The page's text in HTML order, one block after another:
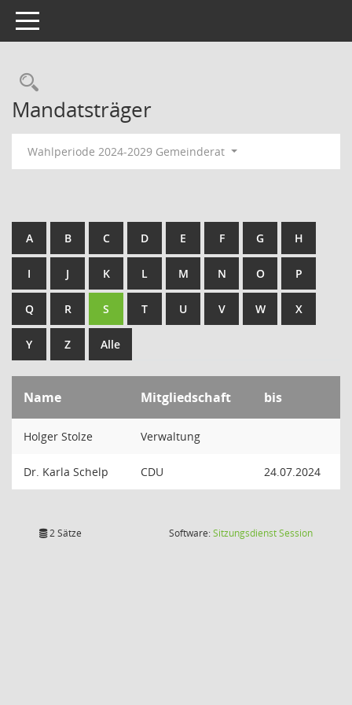
Toggle navigation
Rechercheauswahl
Mandatsträger
Wahlperiode 2024-2029 Gemeinderat
A B C D E F G H
I J K L M N O P
Q R S T U V W X
Y Z Alle
Name Mitgliedschaft bis
Holger Stolze Verwaltung
Dr. Karla Schelp CDU 24.07.2024
2 Sätze Software:SitzungsdienstSession(Wird in